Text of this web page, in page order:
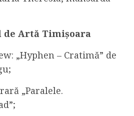
de Artă Timișoara
„Hyphen – Cratimă” de
„Paralele.